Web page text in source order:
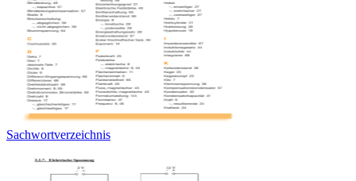
Sachwortverzeichnis